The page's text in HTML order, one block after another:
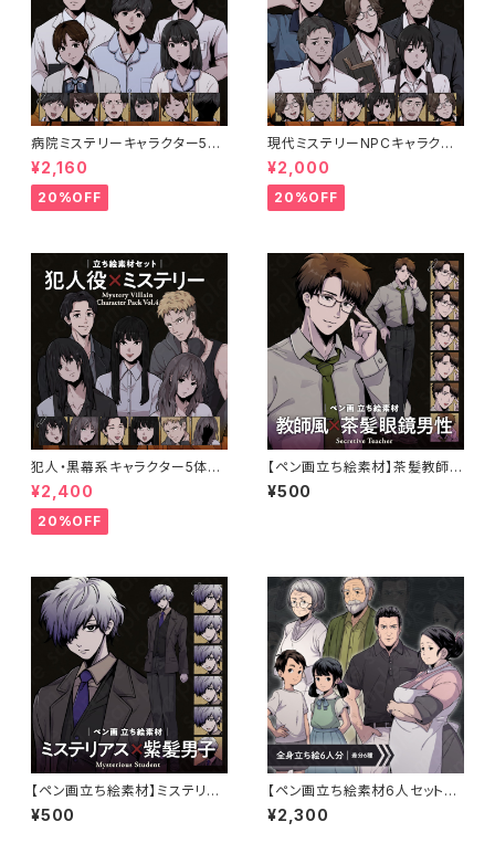
病院ミステリーキャラクター5体
セットの立ち絵素材｜医師・看護
師・患者・受付
¥2,160
20%OFF
現代ミステリーNPCキャラクタ
ー5体セット｜店員・運転手・情
報屋・TRPG向け立ち絵素材
¥2,000
20%OFF
犯人・黒幕系キャラクター5体セ
ットの立ち絵素材｜ペン画調・ミ
ステリー向け｜不良・ヤンデレ・
優等生など
¥2,400
20%OFF
【ペン画立ち絵素材】茶髪教師風
の20代〜30代男性キャラ・サラ
リーマン・スーツ姿・メガネ差分
¥500
【ペン画立ち絵素材】ミステリア
スな紫髪の男子高校生・ブレザ
ー制服・右目隠れ・表情差分6種
¥500
【ペン画立ち絵素材6人セット】
父母・祖父母・男の子・女の子・
家族キャラクターイラスト・全身
¥2,300